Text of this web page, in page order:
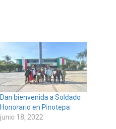
Dan bienvenida a Soldado
Honorario en Pinotepa
junio 18, 2022